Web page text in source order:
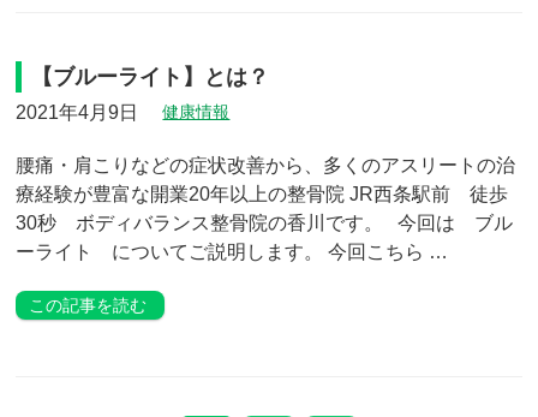
【ブルーライト】とは？
2021年4月9日 健康情報
腰痛・肩こりなどの症状改善から、多くのアスリートの治
療経験が豊富な開業20年以上の整骨院 JR西条駅前 徒歩
30秒 ボディバランス整骨院の香川です。 今回は ブル
ーライト についてご説明します。 今回こちら …
この記事を読む